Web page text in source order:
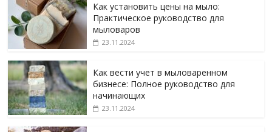
Как установить цены на мыло:
Практическое руководство для
мыловаров
23.11.2024
Как вести учет в мыловаренном
бизнесе: Полное руководство для
начинающих
23.11.2024